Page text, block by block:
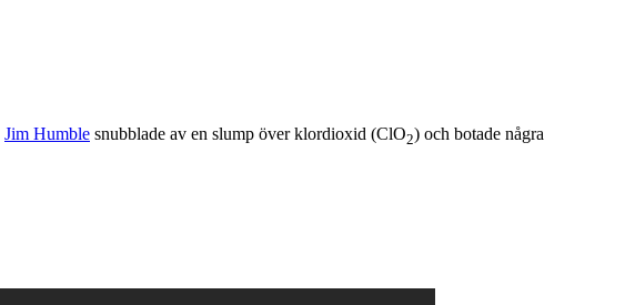
Jim Humble snubblade av en slump överklordioxid (ClO2) och botade några